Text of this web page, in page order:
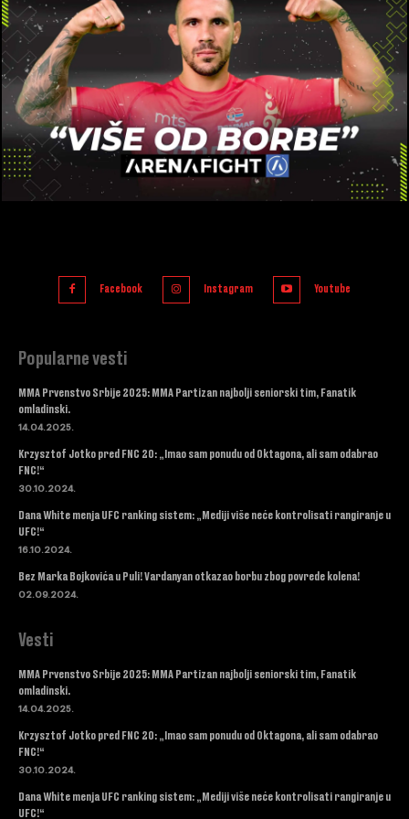
Facebook Instagram Youtube
Popularne vesti
MMA Prvenstvo Srbije 2025: MMA Partizan najbolji seniorski tim, Fanatik
omladinski.
14.04.2025.
Krzysztof Jotko pred FNC 20: „Imao sam ponudu od Oktagona, ali sam odabrao
FNC!“
30.10.2024.
Dana White menja UFC ranking sistem: „Mediji više neće kontrolisati rangiranje u
UFC!“
16.10.2024.
Bez Marka Bojkovića u Puli! Vardanyan otkazao borbu zbog povrede kolena!
02.09.2024.
Vesti
MMA Prvenstvo Srbije 2025: MMA Partizan najbolji seniorski tim, Fanatik
omladinski.
14.04.2025.
Krzysztof Jotko pred FNC 20: „Imao sam ponudu od Oktagona, ali sam odabrao
FNC!“
30.10.2024.
Dana White menja UFC ranking sistem: „Mediji više neće kontrolisati rangiranje u
UFC!“